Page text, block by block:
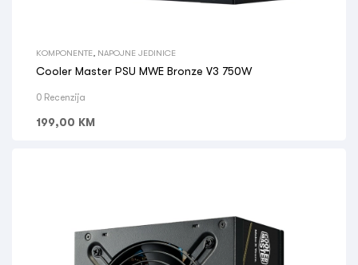
KOMPONENTE NAPOJNE JEDINICE
Cooler Master PSU MWE Bronze V3 750W
0 Recenzija
199,00 KM